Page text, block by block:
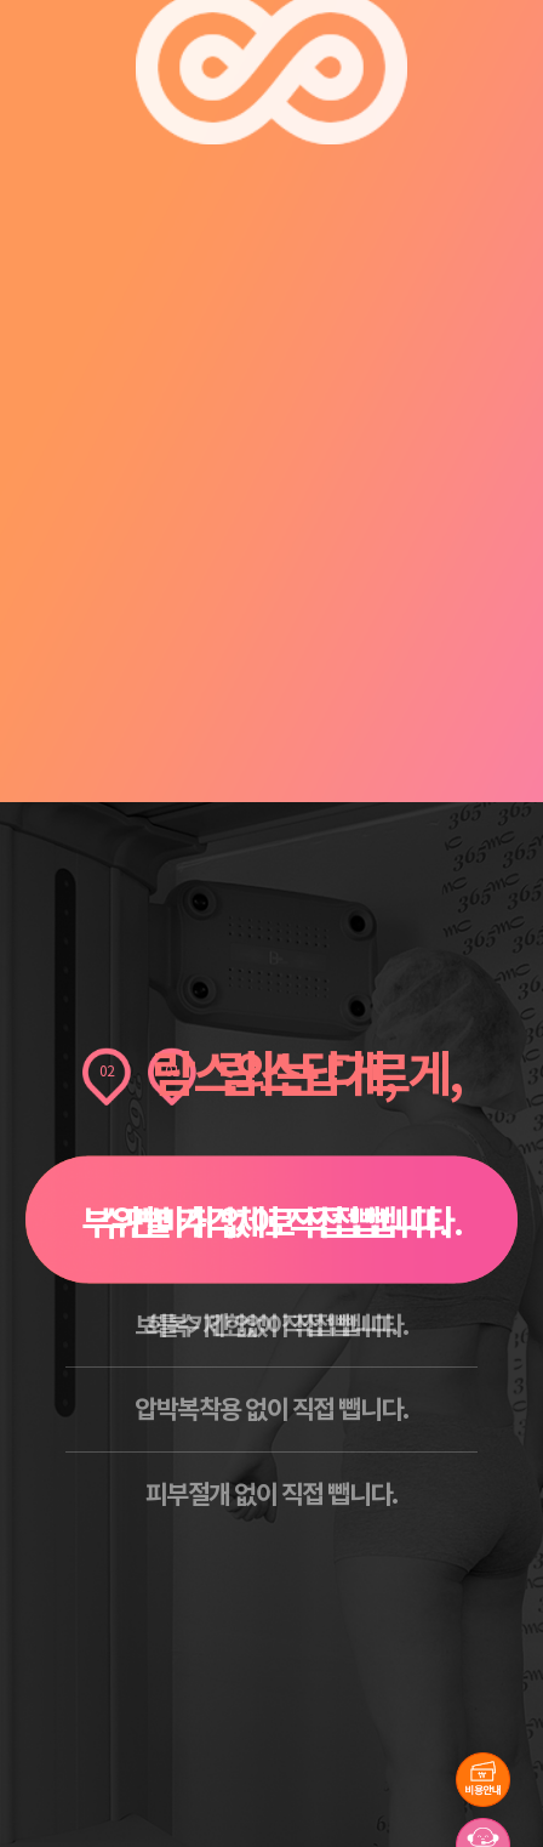
01 람스답게,
수면마취 없이 직접 뺍니다.
회복기간 없이 직접 뺍니다.
압박복착용 없이 직접 뺍니다.
피부절개 없이 직접 뺍니다.
02 람스와는 다르게,
부위별 가격제로 직접 뺍니다.
보틀수 제한없이 직접 뺍니다.